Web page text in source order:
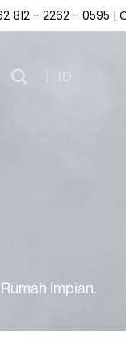
812 - 2262 - 0595 |
ID
Impian.